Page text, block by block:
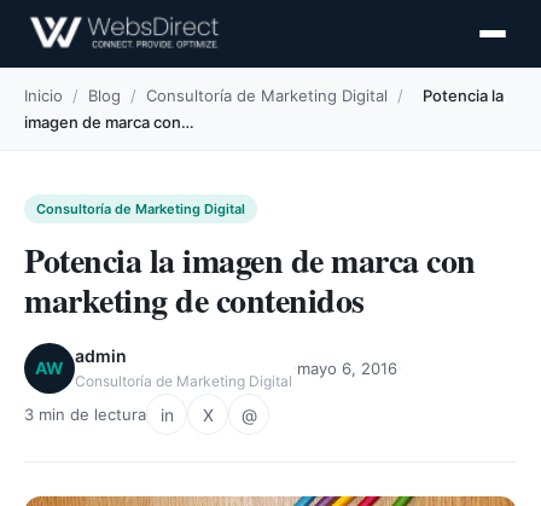
Inicio / Blog / Consultoría de Marketing Digital /
Potencia la
imagen de marca con…
Consultoría de Marketing Digital
Potencia la imagen de marca con
marketing de contenidos
AW
admin
Consultoría de Marketing Digital
mayo 6, 2016
3 min de lectura in X @